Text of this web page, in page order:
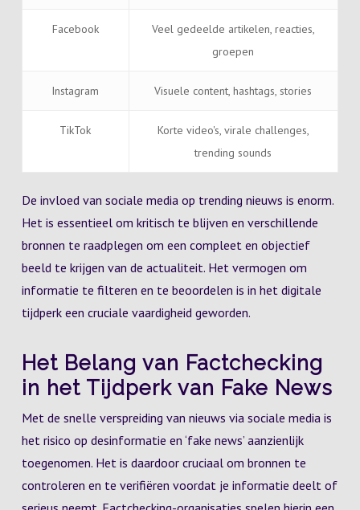
Facebook
Veel gedeelde artikelen, reacties,
groepen
Instagram Visuele content, hashtags, stories
TikTok
Korte video's, virale challenges,
trending sounds
De invloed van sociale media op trending nieuws is enorm.
Het is essentieel om kritisch te blijven en verschillende
bronnen te raadplegen om een compleet en objectief
beeld te krijgen van de actualiteit. Het vermogen om
informatie te filteren en te beoordelen is in het digitale
tijdperk een cruciale vaardigheid geworden.
Het Belang van Factchecking
in het Tijdperk van Fake News
Met de snelle verspreiding van nieuws via sociale media is
het risico op desinformatie en ‘fake news’ aanzienlijk
toegenomen. Het is daardoor cruciaal om bronnen te
controleren en te verifiëren voordat je informatie deelt of